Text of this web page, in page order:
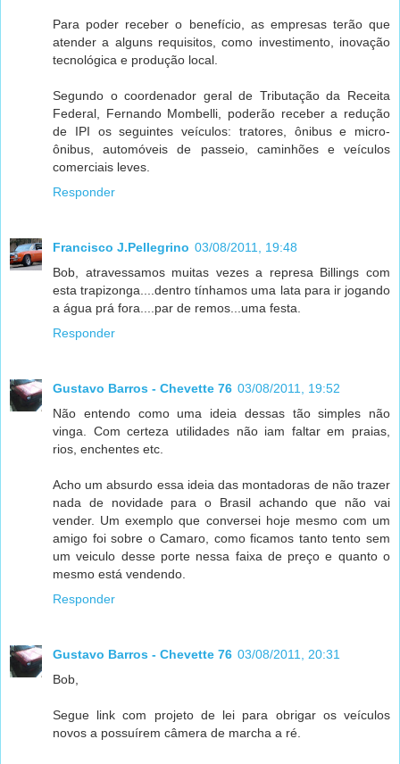
Para poder receber o benefício, as empresas terão que
atender a alguns requisitos, como investimento, inovação
tecnológica e produção local.
Segundo o coordenador geral de Tributação da Receita
Federal, Fernando Mombelli, poderão receber a redução
de IPI os seguintes veículos: tratores, ônibus e micro-
ônibus, automóveis de passeio, caminhões e veículos
comerciais leves.
Responder
Francisco J.Pellegrino 03/08/2011, 19:48
Bob, atravessamos muitas vezes a represa Billings com
esta trapizonga....dentro tínhamos uma lata para ir jogando
a água prá fora....par de remos...uma festa.
Responder
Gustavo Barros - Chevette 76 03/08/2011, 19:52
Não entendo como uma ideia dessas tão simples não
vinga. Com certeza utilidades não iam faltar em praias,
rios, enchentes etc.
Acho um absurdo essa ideia das montadoras de não trazer
nada de novidade para o Brasil achando que não vai
vender. Um exemplo que conversei hoje mesmo com um
amigo foi sobre o Camaro, como ficamos tanto tento sem
um veiculo desse porte nessa faixa de preço e quanto o
mesmo está vendendo.
Responder
Gustavo Barros - Chevette 76 03/08/2011, 20:31
Bob,
Segue link com projeto de lei para obrigar os veículos
novos a possuírem câmera de marcha a ré.